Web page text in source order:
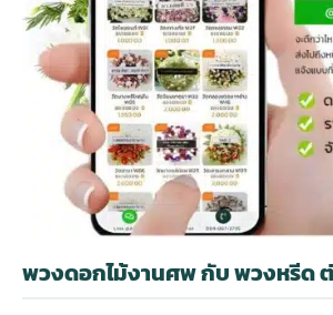
พวงดอกไม้งานศพ กับ พวงหรีด